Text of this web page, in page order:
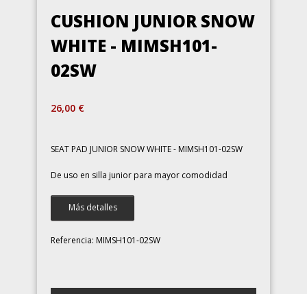
CUSHION JUNIOR SNOW
WHITE - MIMSH101-
02SW
26,00 €
SEAT PAD JUNIOR SNOW WHITE - MIMSH101-02SW
De uso en silla junior para mayor comodidad
Más detalles
Referencia: MIMSH101-02SW